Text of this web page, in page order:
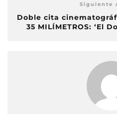
Siguiente
Doble cita
35 MILÍMETROS: ‘El